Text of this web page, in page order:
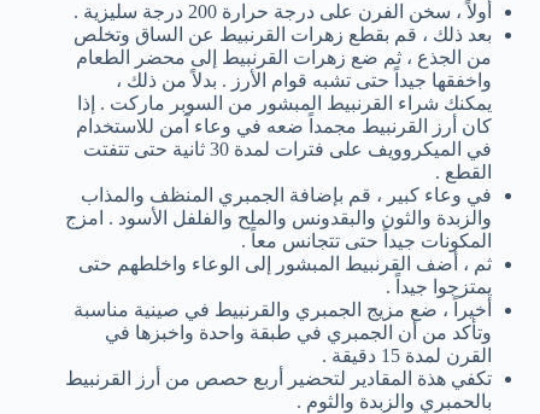
أولاً ، سخن الفرن على درجة حرارة 200 درجة سليزية .
بعد ذلك ، قم بقطع زهرات القرنبيط عن الساق وتخلص
من الجذع ، ثم ضع زهرات القرنبيط إلى محضر الطعام
واخفقها جيداً حتى تشبه قوام الأرز . بدلاً من ذلك ،
يمكنك شراء القرنبيط المبشور من السوبر ماركت . إذا
كان أرز القرنبيط مجمداً ضعه في وعاء آمن للاستخدام
في الميكروويف على فترات لمدة 30 ثانية حتى تتفتت
القطع .
في وعاء كبير ، قم بإضافة الجمبري المنظف والمذاب
والزبدة والثون والبقدونس والملح والفلفل الأسود . امزج
المكونات جيداً حتى تتجانس معاً .
ثم ، أضف القرنبيط المبشور إلى الوعاء واخلطهم حتى
يمتزجوا جيداً .
أخيراً ، ضع مزيج الجمبري والقرنبيط في صينية مناسبة
وتأكد من أن الجمبري في طبقة واحدة واخبزها في
القرن لمدة 15 دقيقة .
تكفي هذة المقادير لتحضير أربع حصص من أرز القرنبيط
بالحمبري والزبدة والثوم .